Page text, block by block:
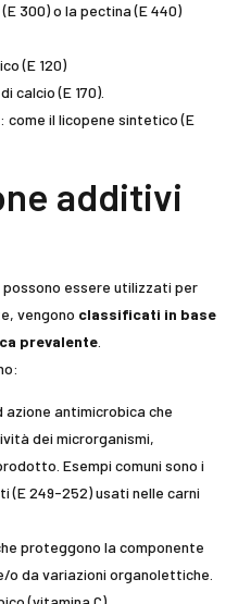
300) o la pectina (E 440)
(E 120)
calcio (E 170).
: come il licopene sintetico (E
additivi
essere utilizzati per
vengono classificati in base
prevalente
azione antimicrobica che
dei microrganismi,
Esempi comuni sono i
(E 249-252) usati nelle carni
proteggono la componente
o da variazioni organolettiche.